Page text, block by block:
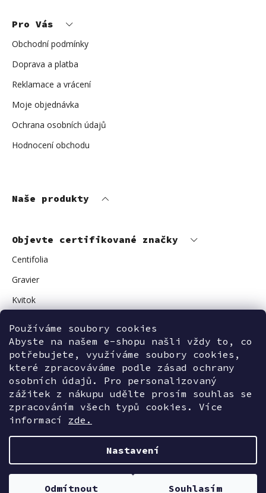
Používáme soubory cookies
Abyste na našem e-shopu našli vždy to, co
potřebujete, využíváme soubory cookies,
které zpracováváme podle zásad ochrany
osobních údajů. Pro personalizovaný
zážitek z nákupu udělte prosím souhlas se
zpracováním všech typů cookies. Více
informací zde.
Nastavení
Odmítnout Souhlasím
Pro Vás
Obchodní podmínky
Doprava a platba
Reklamace a vrácení
Moje objednávka
Ochrana osobních údajů
Hodnocení obchodu
Naše produkty
Objevte certifikované značky
Centifolia
Gravier
Kvitok
Avant Skincare
Sonnentor
Kontaktujte nás